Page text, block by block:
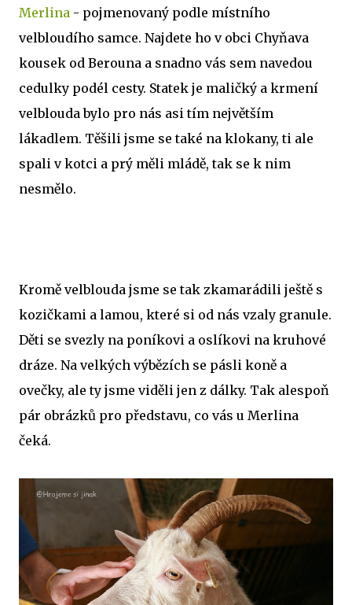
Merlina - pojmenovaný podle místního
velbloudího samce. Najdete ho v obci Chyňava
kousek od Berouna a snadno vás sem navedou
cedulky podél cesty. Statek je maličký a krmení
velblouda bylo pro nás asi tím největším
lákadlem. Těšili jsme se také na klokany, ti ale
spali v kotci a prý měli mládě, tak se k nim
nesmělo.
Kromě velblouda jsme se tak zkamarádili ještě s
kozičkami a lamou, které si od nás vzaly granule.
Děti se svezly na poníkovi a oslíkovi na kruhové
dráze. Na velkých výbězích se pásli koně a
ovečky, ale ty jsme viděli jen z dálky. Tak alespoň
pár obrázků pro představu, co vás u Merlina
čeká.